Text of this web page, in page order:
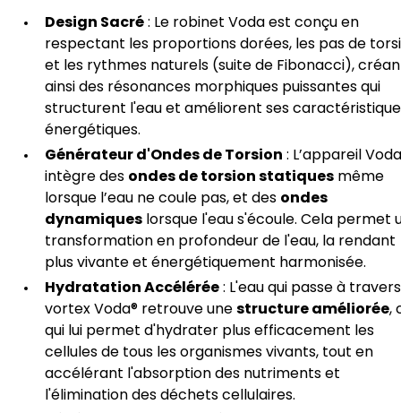
Design Sacré : Le robinet Voda est conçu en
respectant les proportions dorées, les pas de
et les rythmes naturels (suite de Fibonacci),
ainsi des résonances morphiques puissantes qui
structurent l'eau et améliorent ses
énergétiques.
Générateur d'Ondes de Torsion : L’appareil
intègre des ondes de torsion statiques même
lorsque l’eau ne coule pas, et des ondes
dynamiques lorsque l'eau s'écoule. Cela permet
transformation en profondeur de l'eau, la rendant
plus vivante et énergétiquement harmonisée.
Hydratation Accélérée : L'eau qui passe à
vortex Voda® retrouve unestructure améliorée,
qui lui permet d'hydrater plus efficacement les
cellules de tous les organismes vivants, tout en
accélérant l'absorption des nutriments et
l'élimination des déchets cellulaires.